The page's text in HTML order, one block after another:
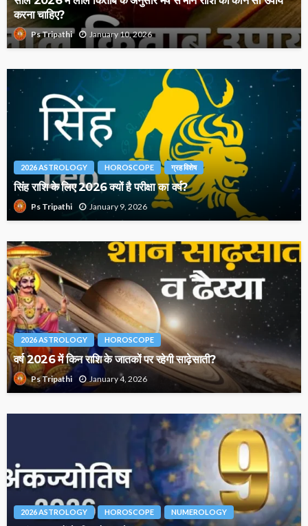
करना चाहिए?
Ps Tripathi January 10, 2026
2026 ASTROLOGY HOROSCOPE ग्रह विशेष
सिंह राशि के लिए 2026 क्यों है परीक्षा का वर्ष?
Ps Tripathi January 9, 2026
2026 ASTROLOGY HOROSCOPE
वर्ष 2026 में किन राशि के जातकों पर रहेगी साढ़ेसाती?
Ps Tripathi January 4, 2026
2026 ASTROLOGY HOROSCOPE NUMEROLOGY